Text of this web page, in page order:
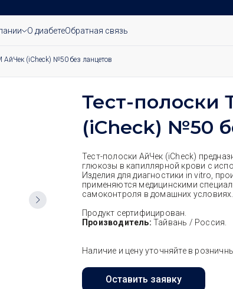
О диабетеОбратная связь
АйЧек (iCheck) №50 без ланцетов
Тест-полоски
(iCheck) №50
Тест-полоски АйЧек (iCheck)
глюкозы в капиллярной крови с
Изделия для диагностики in vitro,
применяются медицинскими
самоконтроля в домашних условиях.
Продукт сертифицирован.
Производитель: Тайвань / Россия.
Наличие и цену уточняйте в
Оставить заявку